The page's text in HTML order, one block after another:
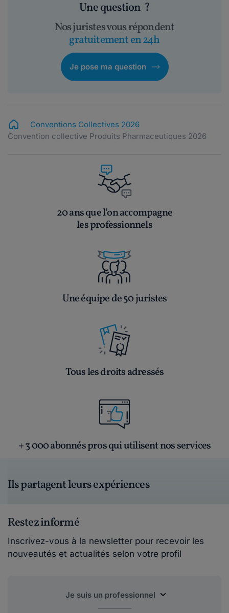
Une question ?
Nos juristes vous répondent
gratuitement en 24h
Je pose ma question
Conventions Collectives 2026
Convention collective Produits Pharmaceutiques 2026
20 ans que l’on accompagne
les professionnels
Une équipe de 50 juristes
Tous les droits adressés
+ 3 000 abonnés pros qui utilisent nos services
Ils partagent leurs expériences
Restez informé
Inscrivez-vous à la newsletter pour recevoir les
nouveautés et actualités selon votre profil